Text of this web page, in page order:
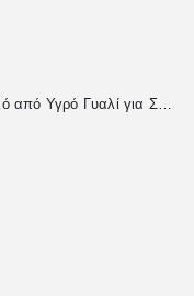
Χειροποίητο Διακοσμητικό από Υγρό Γυαλί για Συναδέλφους – Προσωποποιημένο Δώρο με Αφιέρωση